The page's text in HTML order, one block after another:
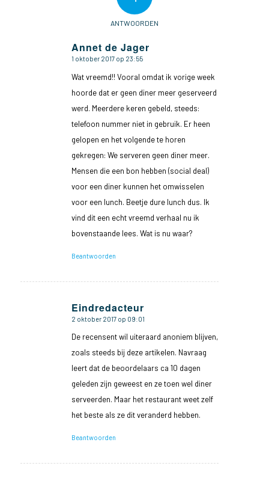
ANTWOORDEN
Annet de Jager
zegt:
1 oktober 2017 op 23:55
Wat vreemd!! Vooral omdat ik vorige week
hoorde dat er geen diner meer geserveerd
werd. Meerdere keren gebeld, steeds:
telefoon nummer niet in gebruik. Er heen
gelopen en het volgende te horen
gekregen: We serveren geen diner meer.
Mensen die een bon hebben (social deal)
voor een diner kunnen het omwisselen
voor een lunch. Beetje dure lunch dus. Ik
vind dit een echt vreemd verhaal nu ik
bovenstaande lees. Wat is nu waar?
Beantwoorden
Eindredacteur
zegt:
2 oktober 2017 op 09:01
De recensent wil uiteraard anoniem blijven,
zoals steeds bij deze artikelen. Navraag
leert dat de beoordelaars ca 10 dagen
geleden zijn geweest en ze toen wel diner
serveerden. Maar het restaurant weet zelf
het beste als ze dit veranderd hebben.
Beantwoorden